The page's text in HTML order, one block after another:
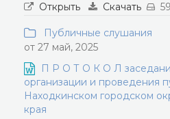
Открыть
Скачать
Публичные слушания
от 27 май, 2025
П Р О Т О К О Л
организации и проведения
Находкинском городском
края